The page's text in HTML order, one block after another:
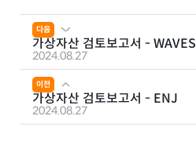
다음
가상자산 검토보고서 - WAVES
2024.08.27
이전
가상자산 검토보고서 - ENJ
2024.08.27